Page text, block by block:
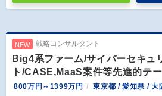
NEW 戦略コンサルタント
Big4系ファーム/サイバーセキュ
ト/CASE,MaaS案件等先進的テ
800万円～1399万円 東京都 / 愛知県 / 大